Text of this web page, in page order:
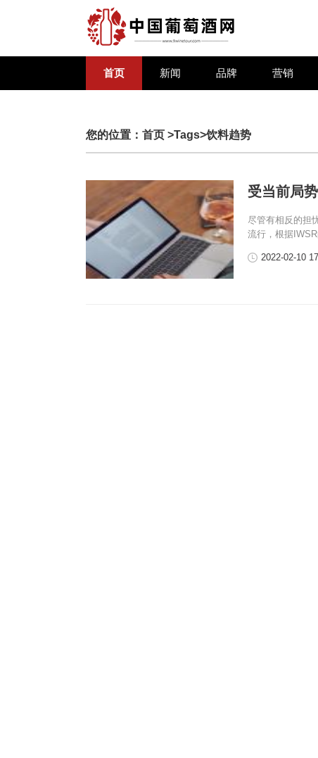
首页 新闻 品牌 营销
您的位置： 首页 >Tags>饮料趋势
受当前局
尽管有相反的
流行，根据
2022-02-10